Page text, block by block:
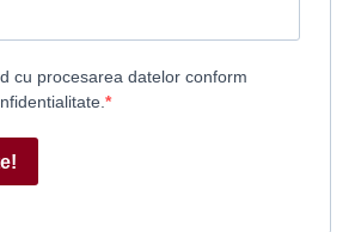
cu procesarea datelor conform